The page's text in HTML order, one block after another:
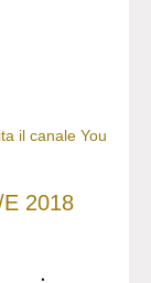
il canale You
2018